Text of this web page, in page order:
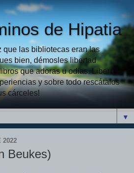
de Hipatia
que las bibliotecas eran las
bien, démosles libertad
que adoras u odias. Libera
y sobre todo rescátalos
cárceles!
▼
2022
Beukes)